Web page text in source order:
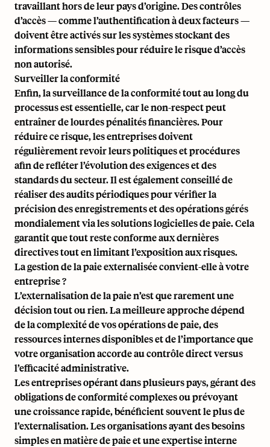
travaillant hors de leur pays d’origine. Des contrôles
d’accès — comme l’authentification à deux facteurs —
doivent être activés sur les systèmes stockant des
informations sensibles pour réduire le risque d’accès
non autorisé.
Surveiller la conformité
Enfin, la surveillance de la conformité tout au long du
processus est essentielle, car le non-respect peut
entraîner de lourdes pénalités financières. Pour
réduire ce risque, les entreprises doivent
régulièrement revoir leurs politiques et procédures
afin de refléter l’évolution des exigences et des
standards du secteur. Il est également conseillé de
réaliser des audits périodiques pour vérifier la
précision des enregistrements et des opérations gérés
mondialement via les solutions logicielles de paie. Cela
garantit que tout reste conforme aux dernières
directives tout en limitant l’exposition aux risques.
La gestion de la paie externalisée convient-elle à votre
entreprise ?
L’externalisation de la paie n’est que rarement une
décision tout ou rien. La meilleure approche dépend
de la complexité de vos opérations de paie, des
ressources internes disponibles et de l’importance que
votre organisation accorde au contrôle direct versus
l’efficacité administrative.
Les entreprises opérant dans plusieurs pays, gérant des
obligations de conformité complexes ou prévoyant
une croissance rapide, bénéficient souvent le plus de
l’externalisation. Les organisations ayant des besoins
simples en matière de paie et une expertise interne